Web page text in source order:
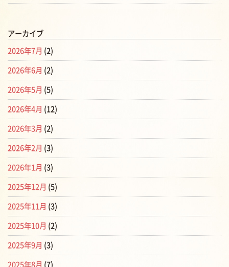
アーカイブ
2026年7月 (2)
2026年6月 (2)
2026年5月 (5)
2026年4月 (12)
2026年3月 (2)
2026年2月 (3)
2026年1月 (3)
2025年12月 (5)
2025年11月 (3)
2025年10月 (2)
2025年9月 (3)
2025年8月 (7)